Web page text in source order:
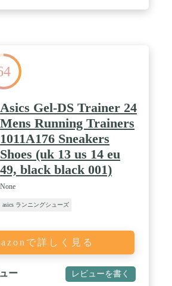
Asics Gel-DS Trainer 24
Mens Running Trainers
1011A176 Sneakers
Shoes (uk 13 us 14 eu
49, black black 001)
None
asics ランニングシューズ
で詳しく見る
ー レビューを書く